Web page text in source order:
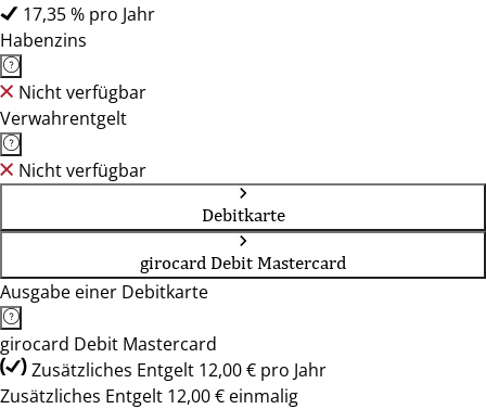
17,35 % pro Jahr
Habenzins
Nicht verfügbar
Verwahrentgelt
Nicht verfügbar
Debitkarte
girocard Debit Mastercard
Ausgabe einer Debitkarte
girocard Debit Mastercard
Zusätzliches Entgelt 12,00 € pro Jahr
Zusätzliches Entgelt 12,00 € einmalig